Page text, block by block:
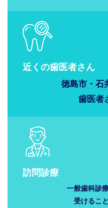
近くの歯医者さん
徳島市・石
歯医者
訪問診療
一般歯科診
受けるこ